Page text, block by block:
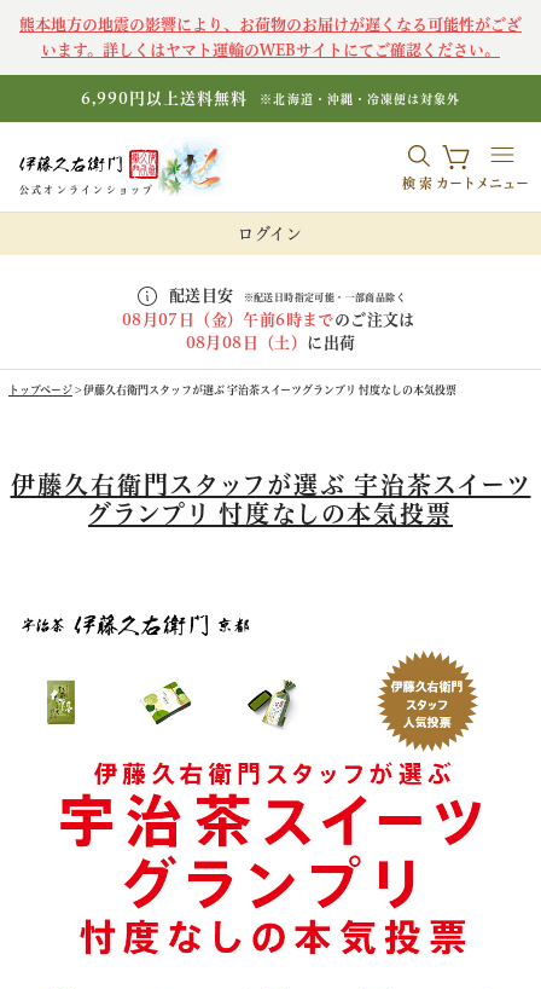
熊本地方の地震の影響により、お荷物のお届けが遅くなる可能性がござ
います。詳しくはヤマト運輸のWEBサイトにてご確認ください。
6,990円以上送料無料 ※北海道・沖縄・冷凍便は対象外
公式オンラインショップ 検索 カート メニュー
ログイン
配送目安 ※配送日時指定可能・一部商品除く
08月07日（金）午前6時までのご注文は
08月08日（土） に出荷
トップページ 伊藤久右衛門スタッフが選ぶ 宇治茶スイーツグランプリ 忖度なしの本気投票
伊藤久右衛門スタッフが選ぶ 宇治茶スイーツ
グランプリ 忖度なしの本気投票